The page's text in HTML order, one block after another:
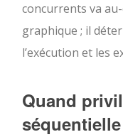
concurrents va
graphique ; il
l’exécution et les
Quand
séquentielle